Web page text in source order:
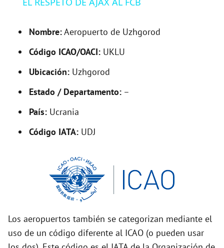
d
e
o
Nombre:Aeropuerto de Uzhgorod
Código ICAO/OACI: UKLU
Ubicación: Uzhgorod
Estado / Departamento: –
País: Ucrania
Código IATA: UDJ
Los aeropuertos también se categorizan mediante el
uso de un código diferente al ICAO (o pueden usar